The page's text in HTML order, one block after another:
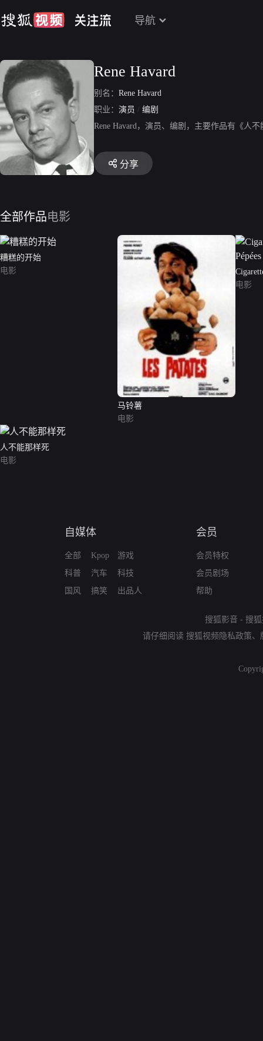
导航
Rene Havard
别名： Rene Havard
职业： 演员 / 编剧
Rene Havard，演员、编剧，主要作品有《人
分享
全部作品电影
糟糕的开始
电影
马铃薯
电影
Pépées
电影
人不能那样死
电影
自媒体
全部
科普
国风
Kpop
汽车
搞笑
游戏
科技
出品人
会员
会员特权
会员剧场
帮助
搜狐影音 - 搜
请仔细阅读 搜狐视频隐私政策、